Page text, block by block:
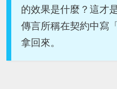
的效果是什麼？這才
傳言所稱在契約中寫
拿回來。